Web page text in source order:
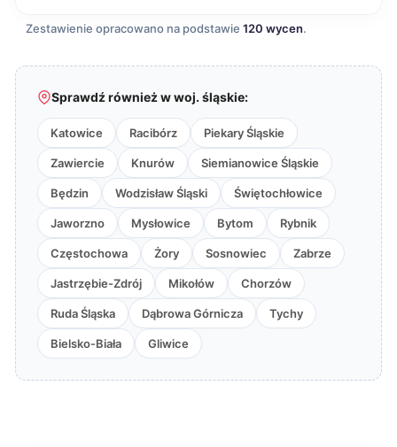
Zestawienie opracowano na podstawie 120 wycen.
Sprawdź również w woj. śląskie:
Katowice Racibórz Piekary Śląskie
Zawiercie Knurów Siemianowice Śląskie
Będzin Wodzisław Śląski Świętochłowice
Jaworzno Mysłowice Bytom Rybnik
Częstochowa Żory Sosnowiec Zabrze
Jastrzębie-Zdrój Mikołów Chorzów
Ruda Śląska Dąbrowa Górnicza Tychy
Bielsko-Biała Gliwice